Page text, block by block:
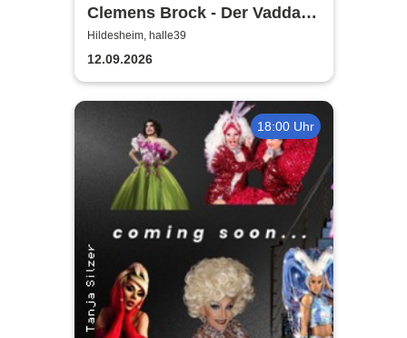
Clemens Brock - Der Vadda -
Früher war alles besser,
oder?
Hildesheim, halle39
12.09.2026
18:00 Uhr